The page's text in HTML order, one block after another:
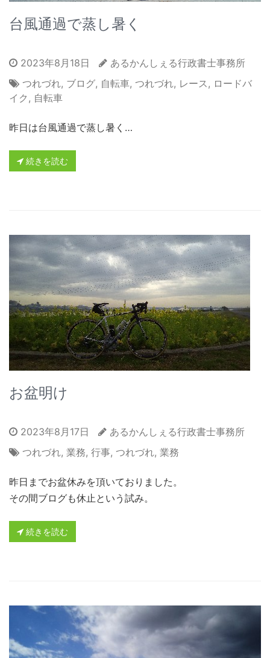
台風通過で蒸し暑く
2023年8月18日
あるかんしぇる行政書士事務所
つれづれ, ブログ, 自転車, つれづれ, レース, ロードバ
イク , 自転車
昨日は台風通過で蒸し暑く…
続きを読む
お盆明け
2023年8月17日
あるかんしぇる行政書士事務所
つれづれ, 業務, 行事, つれづれ, 業務
昨日までお盆休みを頂いておりました。
その間ブログも休止という試み。
続きを読む